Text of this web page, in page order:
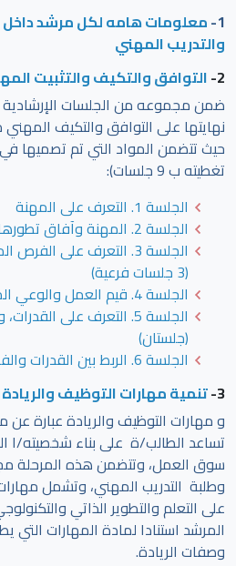
1- معلومات هامه لكل مرشد
والتدريب المهني
2- التوافق والتكيف والتثبيت
ضمن مجموعه من الجلسات
نهايتها على التوافق والتكيف
حيث تتضمن المواد التي تم تصميها
تغطيته ب 9 جلسات):
الجلسة 1. التعرف على المهنة
الجلسة 2. المهنة وآفاق تطورها.
الجلسة 3. التعرف على
(3 جلسات فرعية)
الجلسة 4. قيم العمل والوعي المهني لدى الطالب.
الجلسة 5. التعرف على
(جلستان)
الجلسة 6. الربط بين القدرات والفرص.
3- تنمية مهارات التوظيف والريادة
و مهارات التوظيف والريادة عبارة
تساعد الطالب/ة على بناء شخصيته/ا
سوق العمل، وتتضمن هذه المرحلة
وطلبة التدريب المهني، وتشمل
على التعلم والتطوير الذاتي
المرشد استنادا لمادة المهارات
وصفات الريادة.